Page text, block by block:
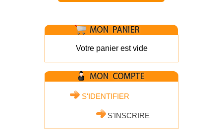
Votre panier est vide
S'IDENTIFIER
S'INSCRIRE